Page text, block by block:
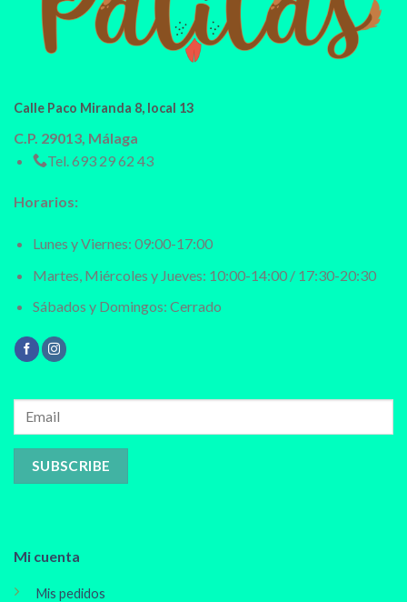
Calle Paco Miranda 8, local 13
C.P. 29013, Málaga
Tel. 693 29 62 43
Horarios:
Lunes y Viernes: 09:00-17:00
Martes, Miércoles y Jueves: 10:00-14:00 / 17:30-20:30
Sábados y Domingos: Cerrado
Mi cuenta
Mis pedidos